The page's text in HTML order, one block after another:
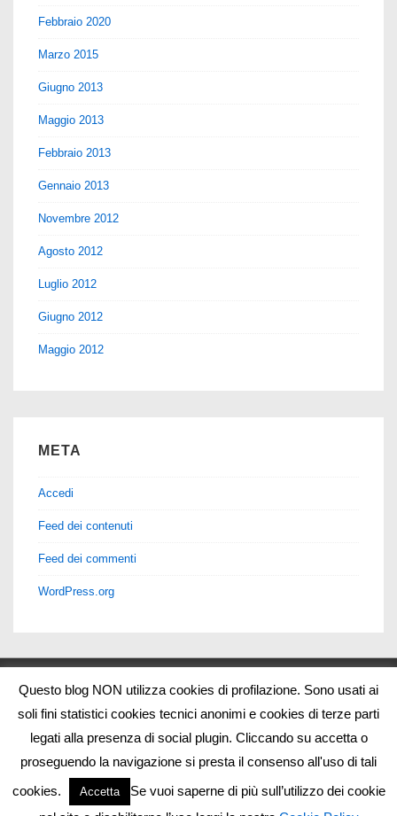
Febbraio 2020
Marzo 2015
Giugno 2013
Maggio 2013
Febbraio 2013
Gennaio 2013
Novembre 2012
Agosto 2012
Luglio 2012
Giugno 2012
Maggio 2012
META
Accedi
Feed dei contenuti
Feed dei commenti
WordPress.org
Copyright © 2026Blog Chat Over 40| Sviluppato daTema
responsive
Questo blog NON utilizza cookies di profilazione. Sono usati ai
soli fini statistici cookies tecnici anonimi e cookies di terze parti
legati alla presenza di social plugin. Cliccando su accetta o
proseguendo la navigazione si presta il consenso all'uso di tali
cookies.
Accetta
Se vuoi saperne di più sull’utilizzo dei cookie